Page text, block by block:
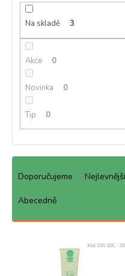
Na skladě 3
Akce 0
Novinka 0
Tip 0
Ř
Doporučujeme Nejlevnější
Abecedně
Kód: GW-SSC - 30